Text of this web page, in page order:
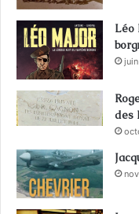
Léo
des